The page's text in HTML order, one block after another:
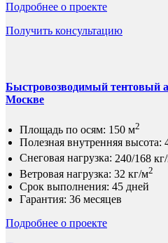
Подробнее о проекте
Получить консультацию
Быстровозводимый тентовый
Москве
Площадь по осям: 150 м2
Полезная внутренняя высота:
Снеговая нагрузка: 240/168
Ветровая нагрузка: 32 кг/м2
Срок выполнения: 45 дней
Гарантия: 36 месяцев
Подробнее о проекте